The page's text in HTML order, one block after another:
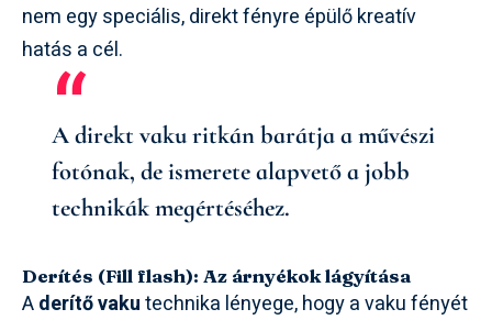
nem egy speciális, direkt fényre épülő kreatív
hatás a cél.
A direkt vaku ritkán barátja a művészi
fotónak, de ismerete alapvető a jobb
technikák megértéséhez.
Derítés (Fill flash): Az árnyékok lágyítása
Aderítő vakutechnika lényege, hogy a vaku fényét